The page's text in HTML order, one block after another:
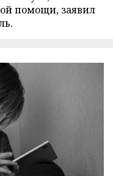
помощи, заявил